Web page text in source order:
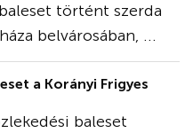
történt szerda
belvárosában, ...
a Korányi Frigyes
baleset